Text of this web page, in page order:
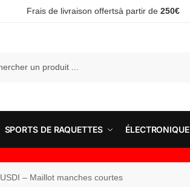
Frais de livraison offertsà partir de 250€
SPORTS DE RAQUETTES ÉLECTRONIQUE
USDI – Maillot manches courtes